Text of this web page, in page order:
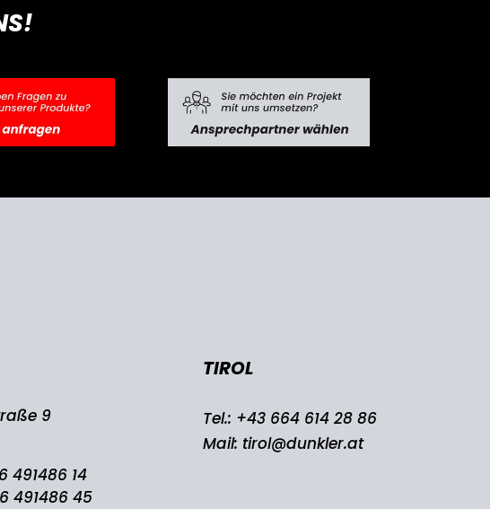
9
491486 14
491486 45
TIROL
Tel.: +43 664 614 28 86
Mail: tirol@dunkler.at